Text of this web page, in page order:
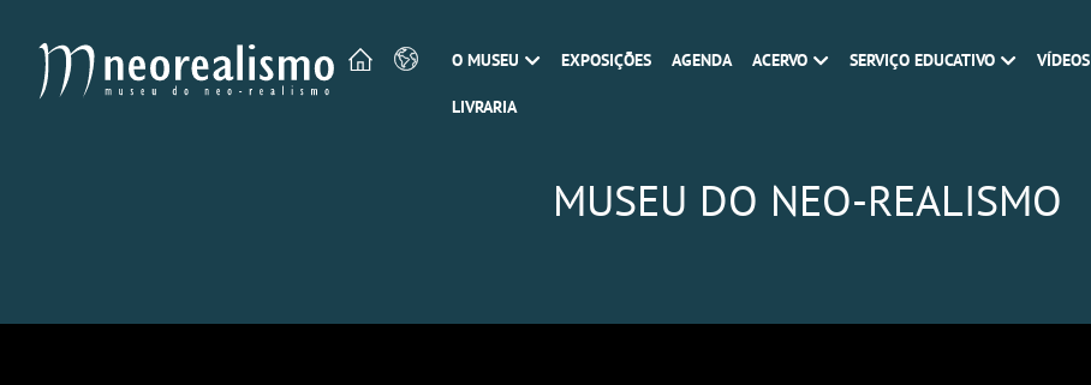
O MUSEU EXPOSIÇÕES AGENDA ACERVO SERVIÇO EDUCATIVO VÍDEOS
LIVRARIA
MUSEU DO NEO-REALISMO